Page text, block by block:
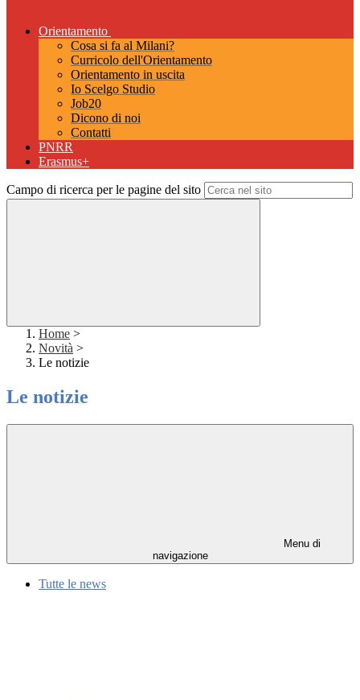
Orientamento
Cosa si fa al Milani?
Curricolo dell'Orientamento
Orientamento in uscita
Io Scelgo Studio
Job20
Dicono di noi
Contatti
PNRR
Erasmus+
Campo di ricerca per le pagine del sito
Home >
Novità >
Le notizie
Le notizie
Menu di
navigazione
Tutte le news